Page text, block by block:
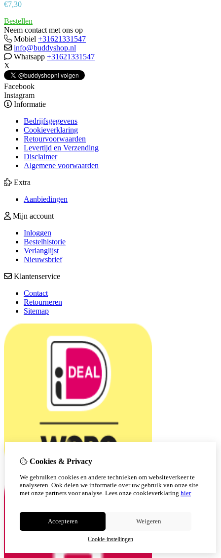
€7,30
Bestellen
Neem contact met ons op
Mobiel +31621331547
info@buddyshop.nl
Whatsapp +31621331547
X
Facebook
Instagram
Informatie
Bedrijfsgegevens
Cookieverklaring
Retourvoorwaarden
Levertijd en Verzending
Disclaimer
Algemene voorwaarden
Extra
Aanbiedingen
Mijn account
Inloggen
Bestelhistorie
Verlanglijst
Nieuwsbrief
Klantenservice
Contact
Retourneren
Sitemap
Cookies & Privacy
We gebruiken cookies en andere technieken om websiteverkeer te
analyseren. Ook delen we informatie over uw gebruik van onze site
met onze partners voor analyse. Lees onze cookieverklaring hier
Accepteren Weigeren
Cookie-instellingen